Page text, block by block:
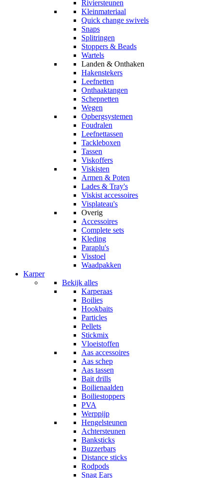
Riviersteunen
Kleinmateriaal
Quick change swivels
Snaps
Splitringen
Stoppers & Beads
Wartels
Landen & Onthaken
Hakenstekers
Leefnetten
Onthaaktangen
Schepnetten
Wegen
Opbergsystemen
Foudralen
Leefnettassen
Tackleboxen
Tassen
Viskoffers
Viskisten
Armen & Poten
Lades & Tray's
Viskist accessoires
Visplateau's
Overig
Accessoires
Complete sets
Kleding
Paraplu's
Visstoel
Waadpakken
Karper
Bekijk alles
Karperaas
Boilies
Hookbaits
Particles
Pellets
Stickmix
Vloeistoffen
Aas accessoires
Aas schep
Aas tassen
Bait drills
Boilienaalden
Boiliestoppers
PVA
Werppijp
Hengelsteunen
Achtersteunen
Banksticks
Buzzerbars
Distance sticks
Rodpods
Snag Ears